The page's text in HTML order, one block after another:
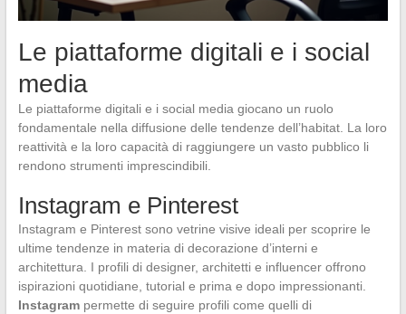
Le piattaforme digitali e i social
media
Le piattaforme digitali e i social media giocano un ruolo
fondamentale nella diffusione delle tendenze dell’habitat. La loro
reattività e la loro capacità di raggiungere un vasto pubblico li
rendono strumenti imprescindibili.
Instagram e Pinterest
Instagram e Pinterest sono vetrine visive ideali per scoprire le
ultime tendenze in materia di decorazione d’interni e
architettura. I profili di designer, architetti e influencer offrono
ispirazioni quotidiane, tutorial e prima e dopo impressionanti.
Instagrampermette di seguire profili come quelli di